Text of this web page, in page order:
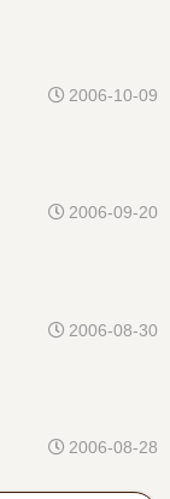
2006-10-09
2006-09-20
2006-08-30
2006-08-28